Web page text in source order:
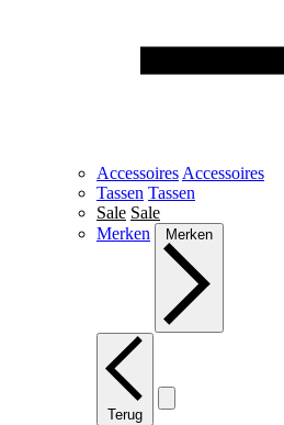
Accessoires Accessoires
Tassen Tassen
Sale Sale
Merken
Merken
Terug